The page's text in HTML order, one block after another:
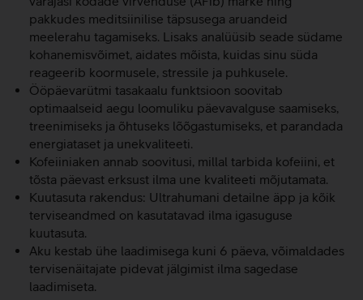
pakkudes meditsiinilise täpsusega aruandeid
meelerahu tagamiseks. Lisaks analüüsib seade südame
kohanemisvõimet, aidates mõista, kuidas sinu süda
reageerib koormusele, stressile ja puhkusele.
Ööpäevarütmi tasakaalu funktsioon soovitab
optimaalseid aegu loomuliku päevavalguse saamiseks,
treenimiseks ja õhtuseks lõõgastumiseks, et parandada
energiataset ja unekvaliteeti.
Kofeiiniaken annab soovitusi, millal tarbida kofeiini, et
tõsta päevast erksust ilma une kvaliteeti mõjutamata.
Kuutasuta rakendus: Ultrahumani detailne äpp ja kõik
terviseandmed on kasutatavad ilma igasuguse
kuutasuta.
Aku kestab ühe laadimisega kuni 6 päeva, võimaldades
tervisenäitajate pidevat jälgimist ilma sagedase
laadimiseta.